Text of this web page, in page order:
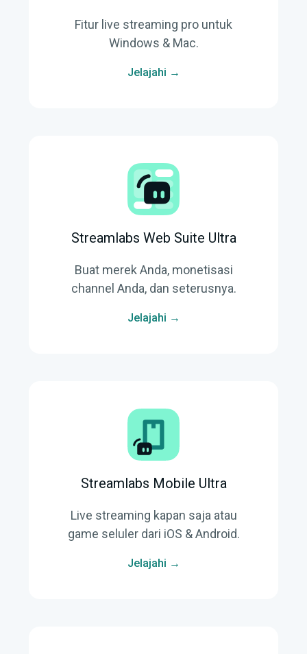
Fitur live streaming pro untuk
Windows & Mac.
Jelajahi →
Streamlabs Web Suite Ultra
Buat merek Anda, monetisasi
channel Anda, dan seterusnya.
Jelajahi →
Streamlabs Mobile Ultra
Live streaming kapan saja atau
game seluler dari iOS & Android.
Jelajahi →